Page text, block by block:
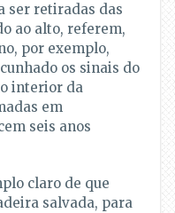
ser retiradas das
ao alto, referem,
por exemplo,
os sinais do
interior da
em
seis anos
claro de que
salvada, para